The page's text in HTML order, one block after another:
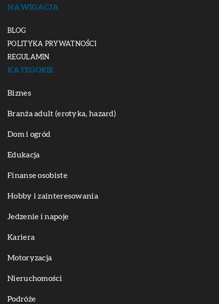
NAWIGACJA
BLOG
POLITYKA PRYWATNOŚCI
REGULAMIN
KATEGORIE
Biznes
Branża adult (erotyka, hazard)
Dom i ogród
Edukacja
Finanse osobiste
Hobby i zainteresowania
Jedzenie i napoje
Kariera
Motoryzacja
Nieruchomości
Podróże